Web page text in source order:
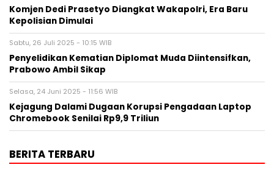
Komjen Dedi Prasetyo Diangkat Wakapolri, Era Baru
Kepolisian Dimulai
Sabtu, 26 Juli 2025 - 10:15 WIB
Penyelidikan Kematian Diplomat Muda Diintensifkan,
Prabowo Ambil Sikap
Selasa, 24 Juni 2025 - 11:56 WIB
Kejagung Dalami Dugaan Korupsi Pengadaan Laptop
Chromebook Senilai Rp9,9 Triliun
BERITA TERBARU